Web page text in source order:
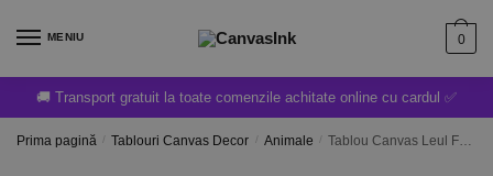
MENIU 0
🚚 Transport gratuit la toate comenzile achitate online cu cardul ✅
Prima pagină / Tablouri Canvas Decor / Animale / Tablou Canvas Leul Focului – Diferite dimensiuni